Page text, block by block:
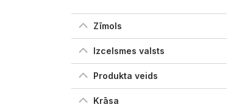
Zīmols
Izcelsmes valsts
Produkta veids
Krāsa